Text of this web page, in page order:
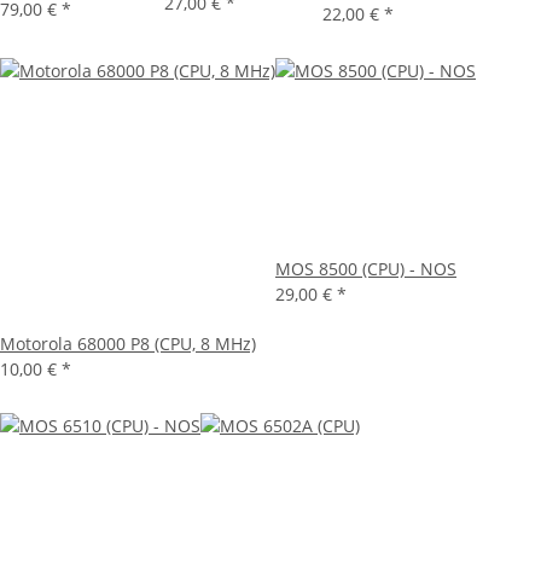
79,00 € *
22,00 € *
Motorola 68000 P8 (CPU, 8 MHz)
10,00 € *
MOS 8500 (CPU) - NOS
29,00 € *